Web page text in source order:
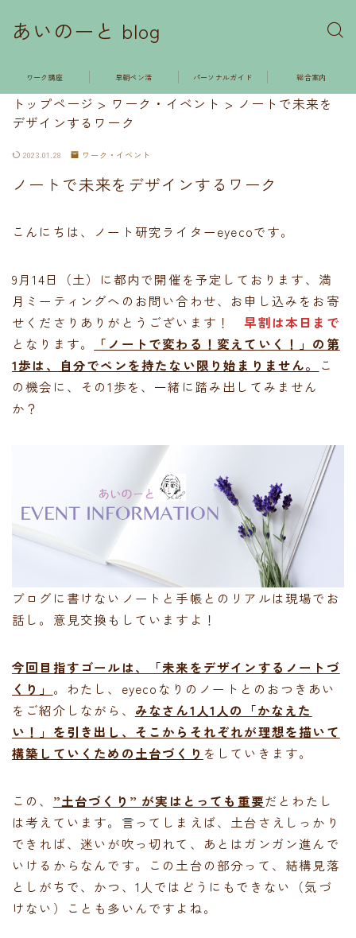
あいのーと blog
ワーク講座 早朝ペン活 パーソナルガイド 総合案内
トップページ > ワーク・イベント > ノートで未来を
デザインするワーク
2023.01.28 ワーク・イベント
ノートで未来をデザインするワーク
こんにちは、ノート研究ライターeyecoです。
9月14日（土）に都内で開催を予定しております、満
月ミーティングへのお問い合わせ、お申し込みをお寄
せくださりありがとうございます！早割は本日まで
となります。
「ノートで変わる！変えていく！」の第
1歩は、自分でペンを持たない限り始まりません。
こ
の機会に、その1歩を、一緒に踏み出してみません
か？
ブログに書けないノートと手帳とのリアルは現場でお
話し。意見交換もしていますよ！
今回目指すゴールは、「未来をデザインするノートづ
くり」 。わたし、eyecoなりのノートとのおつきあい
をご紹介しながら、 みなさん1人1人の「かなえた
い！」を引き出し、そこからそれぞれが理想を描いて
構築していくための土台づくり をしていきます。
この、 ”土台づくり” が実はとっても重要だとわたし
は考えています。言ってしまえば、土台さえしっかり
できれば、迷いが吹っ切れて、あとはガンガン進んで
いけるからなんです。この土台の部分って、結構見落
としがちで、かつ、1人ではどうにもできない（気づ
けない）ことも多いんですよね。